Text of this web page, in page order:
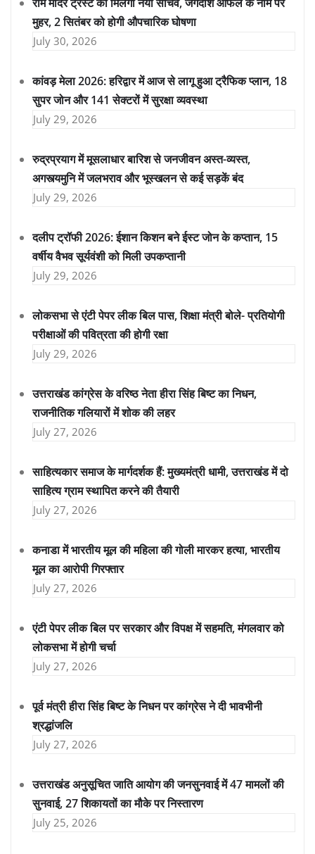
मुहर, 2 सितंबर को होगी औपचारिक घोषणा
July 30, 2026
कांवड़ मेला 2026: हरिद्वार में आज से लागू हुआ ट्रैफिक प्लान, 18
सुपर जोन और 141 सेक्टरों में सुरक्षा व्यवस्था
July 29, 2026
रुद्रप्रयाग में मूसलाधार बारिश से जनजीवन अस्त-व्यस्त,
अगस्त्यमुनि में जलभराव और भूस्खलन से कई सड़कें बंद
July 29, 2026
दलीप ट्रॉफी 2026: ईशान किशन बने ईस्ट जोन के कप्तान, 15
वर्षीय वैभव सूर्यवंशी को मिली उपकप्तानी
July 29, 2026
लोकसभा से एंटी पेपर लीक बिल पास, शिक्षा मंत्री बोले- प्रतियोगी
परीक्षाओं की पवित्रता की होगी रक्षा
July 29, 2026
उत्तराखंड कांग्रेस के वरिष्ठ नेता हीरा सिंह बिष्ट का निधन,
राजनीतिक गलियारों में शोक की लहर
July 27, 2026
साहित्यकार समाज के मार्गदर्शक हैं: मुख्यमंत्री धामी, उत्तराखंड में दो
साहित्य ग्राम स्थापित करने की तैयारी
July 27, 2026
कनाडा में भारतीय मूल की महिला की गोली मारकर हत्या, भारतीय
मूल का आरोपी गिरफ्तार
July 27, 2026
एंटी पेपर लीक बिल पर सरकार और विपक्ष में सहमति, मंगलवार को
लोकसभा में होगी चर्चा
July 27, 2026
पूर्व मंत्री हीरा सिंह बिष्ट के निधन पर कांग्रेस ने दी भावभीनी
श्रद्धांजलि
July 27, 2026
उत्तराखंड अनुसूचित जाति आयोग की जनसुनवाई में 47 मामलों की
सुनवाई, 27 शिकायतों का मौके पर निस्तारण
July 25, 2026